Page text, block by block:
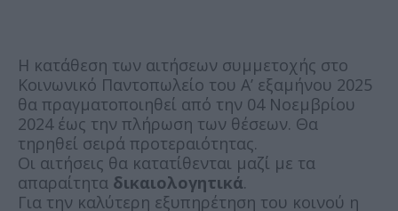
Η κατάθεση των αιτήσεων συμμετοχής στο
Κοινωνικό Παντοπωλείο του Α’ εξαμήνου 2025
θα πραγματοποιηθεί από την 04 Νοεμβρίου
2024 έως την πλήρωση των θέσεων. Θα
τηρηθεί σειρά προτεραιότητας.
Οι αιτήσεις θα κατατίθενται μαζί με τα
απαραίτητα δικαιολογητικά.
Για την καλύτερη εξυπηρέτηση του κοινού η